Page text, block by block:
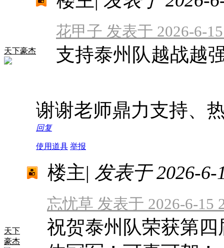
天下豪杰
花甲子 发表于 2026-6-
支持泰州队越战越
谢谢老师鼎力支持、
回复
使用道具 举报
天下
豪杰
楼主| 发表于 2026-6-
忘忧草 发表于 2026-6-15
祝贺泰州队荣获第